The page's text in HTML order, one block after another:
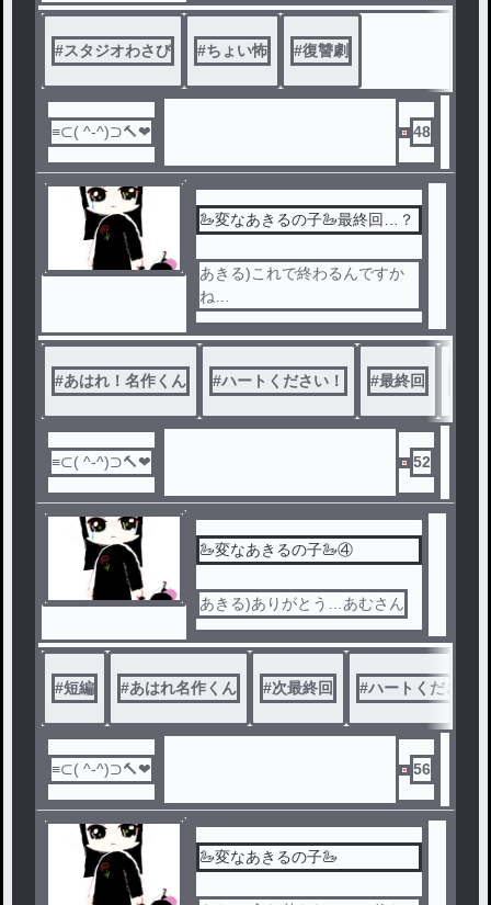
びさんの世界観で書いてみまし
た♪全て私の妄想なので本ゲー
ムとは関係は全くありません！
#スタジオわさび #ちょい怖 #復讐劇
48
🦢変なあきるの子🦢最終回…？
あきる)これで終わるんですか
ね…
#あはれ！名作くん #ハートください！ #最終回
52
🦢変なあきるの子🦢④
あきる)ありがとう…あむさん
#短編 #あはれ名作くん #次最終回 #ハートください！
56
🦢変なあきるの子🦢